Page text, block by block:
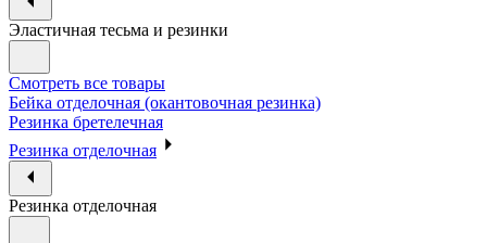
Эластичная тесьма и резинки
Смотреть все товары
Бейка отделочная (окантовочная резинка)
Резинка бретелечная
Резинка отделочная
Резинка отделочная